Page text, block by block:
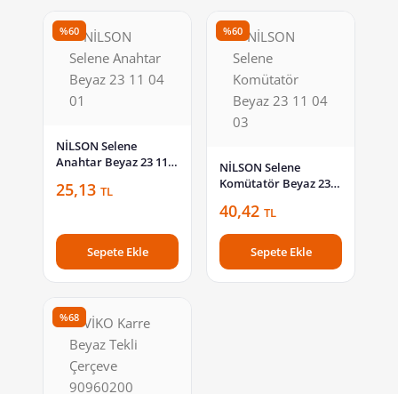
%60
NİLSON Selene
Anahtar Beyaz 23 11
25,13 TL
Sepete Ekle
%60
NİLSON Selene
Komütatör Beyaz 23
40,42 TL
Sepete Ekle
%68